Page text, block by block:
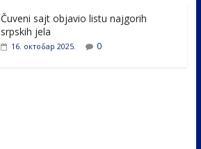
Čuveni sajt objavio listu najgorih
srpskih jela
16. октобар 2025. 0